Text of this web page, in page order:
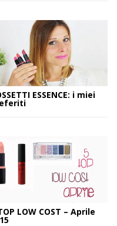
ESSENCE: i miei
LOW COST – Aprile